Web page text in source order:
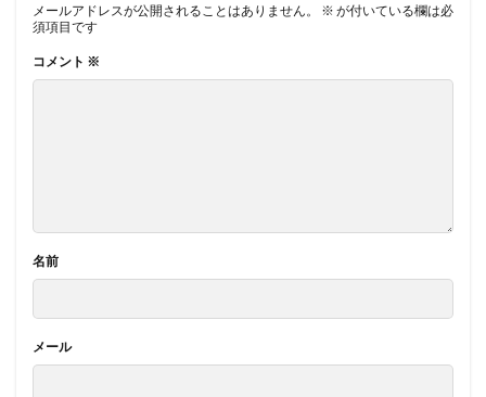
メールアドレスが公開されることはありません。 ※ が付いている欄は必
須項目です
コメント ※
名前
メール